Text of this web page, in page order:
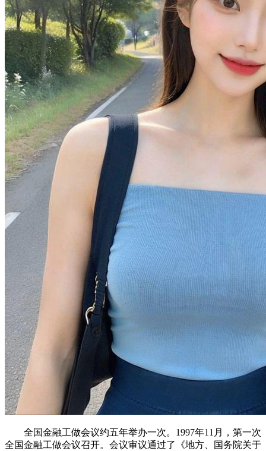
全国金融工做会议约五年举办一次。1997年11月，第一次
全国金融工做会议召开。会议审议通过了《地方、国务院关于